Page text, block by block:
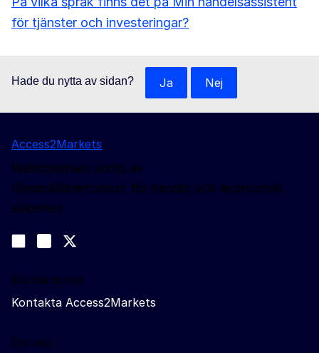
för tjänster och investeringar?
Hade du nytta av sidan? Ja Nej
Access2Markets
Webbplatsen sköts av
Generaldirektoratet för handel och ekonomisk
säkerhet
Join us on LinkedIn
Trade-Off podcast
Kontakta oss
Kontakta Access2Markets
Om oss